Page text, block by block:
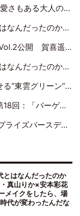
ある大人の女性に
うのを信じてなくて。そう言われてはいたけど、嘘でしょって」
が『京まふ』ステージに登壇
ーが来たのと、梨の皮剥きとどっちが大事なんだって」
雲グリーン”の正体
ンターみうな inしまむら」編
になれるように努力していきたい」
とはなんだったのか
真山りか×安本彩花
メイクをしたら、場
代が変わったんだな